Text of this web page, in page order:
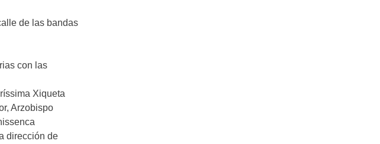
de las bandas
con las
Xiqueta
Arzobispo
dirección de